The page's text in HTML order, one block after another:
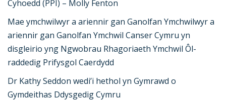
Cyhoedd (PPI) – Molly Fenton
Mae ymchwilwyr a ariennir gan Ganolfan Ymchwilwyr a
ariennir gan Ganolfan Ymchwil Canser Cymru yn
disgleirio yng Ngwobrau Rhagoriaeth Ymchwil Ôl-
raddedig Prifysgol Caerdydd
Dr Kathy Seddon wedi’i hethol yn Gymrawd o
Gymdeithas Ddysgedig Cymru